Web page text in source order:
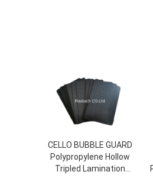
CELLO BUBBLE GUARD
Polypropylene Hollow
Tripled Lamination